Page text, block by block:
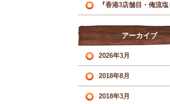
アーカイブ
2026年3月
2018年8月
2018年3月